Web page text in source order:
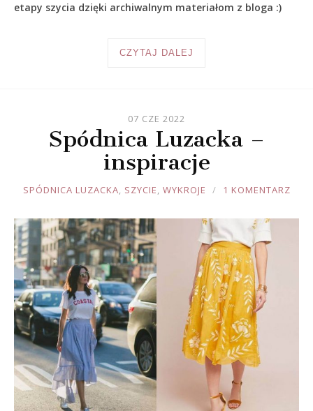
etapy szycia dzięki archiwalnym materiałom z bloga :)
CZYTAJ DALEJ
07 CZE 2022
Spódnica Luzacka –
inspiracje
JOULE
SPÓDNICA LUZACKA, SZYCIE, WYKROJE 1 KOMENTARZ